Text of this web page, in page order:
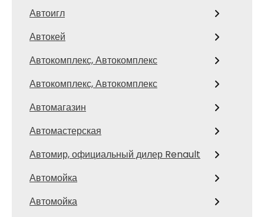
Автоигл
Автокей
Автокомплекс, Автокомплекс
Автокомплекс, Автокомплекс
Автомагазин
Автомастерская
Автомир, официальный дилер Renault
Автомойка
Автомойка